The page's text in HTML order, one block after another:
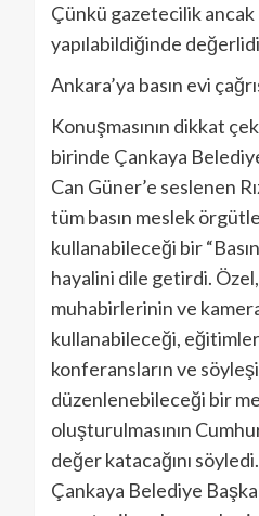
Çünkü gazetecilik
yapılabildiğinde
Ankara’ya basın evi
Konuşmasının dikkat
birinde Çankaya
Can Güner’e seslenen
tüm basın meslek
kullanabileceği bir
hayalini dile getirdi.
muhabirlerinin ve
kullanabileceği,
konferansların ve
düzenlenebileceği bir
oluşturulmasının
değer katacağını
Çankaya Belediye